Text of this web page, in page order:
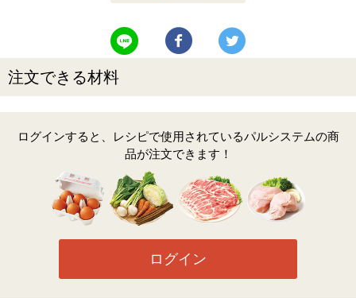
LINEで送る Facebookでシェアする
注文できる材料
ログインすると、レシピで使用されているパルシステムの商
品が注文できます！
ログイン